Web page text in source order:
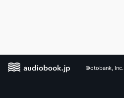
©otobank, Inc.